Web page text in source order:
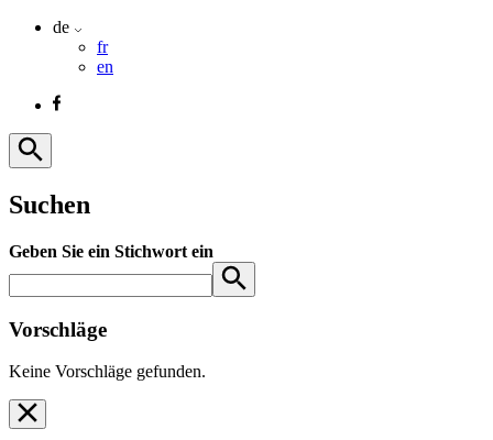
de
fr
en
Suchen
Geben Sie ein Stichwort ein
Vorschläge
Keine Vorschläge gefunden.